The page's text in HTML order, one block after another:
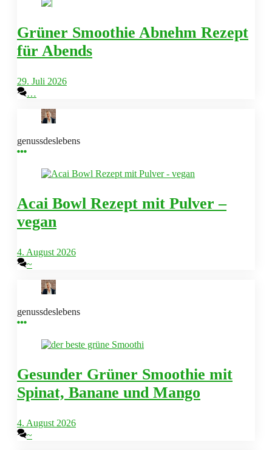
Grüner Smoothie Abnehm Rezept
für Abends
29. Juli 2026
…
genussdeslebens
Acai Bowl Rezept mit Pulver –
vegan
4. August 2026
~
genussdeslebens
Gesunder Grüner Smoothie mit
Spinat, Banane und Mango
4. August 2026
~